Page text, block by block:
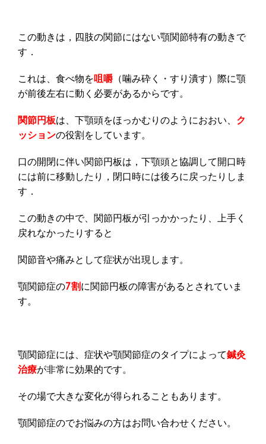
この動きは，四肢の関節にはない顎関節特有の動きで
す．
これは、食べ物を咀嚼 （噛み砕く・すり潰す）際に顎
が前後左右に動く必要があるからです。
関節円板は、下顎頭をほっかむりのようにおおい、 ク
ッションの役割をしています。
口の開閉に伴い関節円板は，下顎頭と協調して開口時
には前に移動したり，閉口時には後ろに戻ったりしま
す．
この動きの中で、関節円板が引っかかったり、上手く
戻れなかったりすると
関節音や痛みとして症状が出現します。
顎関節症の7割に関節円板の障害があるとされていま
す。
顎関節症には、症状や顎関節症のタイプによって鍼灸
治療が非常に効果的です。
その場で大きな変化が得られることもあります。
顎関節症のでお悩みの方はお問い合わせください。